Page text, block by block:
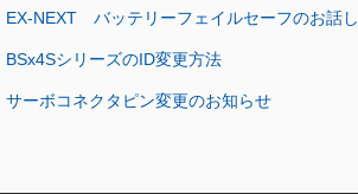
EX-NEXT バッテリーフェイルセーフのお話し
BSx4SシリーズのID変更方法
サーボコネクタピン変更のお知らせ